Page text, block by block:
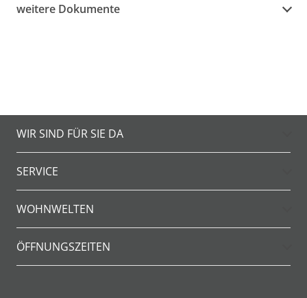
weitere Dokumente
WIR SIND FÜR SIE DA
SERVICE
WOHNWELTEN
ÖFFNUNGSZEITEN